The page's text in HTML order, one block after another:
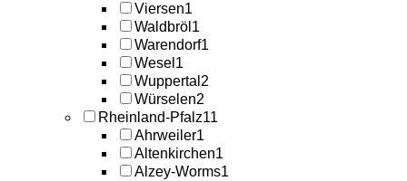
Viersen1
Waldbröl 1
Warendorf1
Wesel 1
Wuppertal 2
Würselen2
Rheinland-Pfalz11
Ahrweiler1
Altenkirchen1
Alzey-Worms1